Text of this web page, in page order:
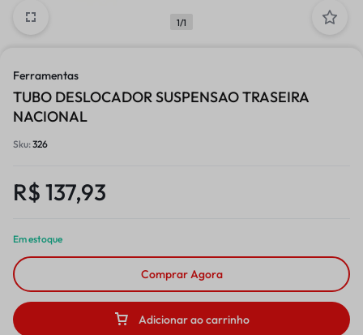
1/1
Ferramentas
TUBO DESLOCADOR SUSPENSAO TRASEIRA
NACIONAL
Sku:326
R$ 137,93
Em estoque
Adicionar ao carrinho
Comprar Agora